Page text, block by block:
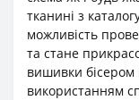
тканині з
можливість
та стане
вишивки бісером
використанням